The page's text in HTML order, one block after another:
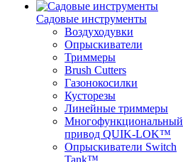
Садовые инструменты
Воздуходувки
Опрыскиватели
Триммеры
Brush Cutters
Газонокосилки
Кусторезы
Линейные триммеры
Многофункциональный
привод QUIK-LOK™
Опрыскиватели Switch
Tank™